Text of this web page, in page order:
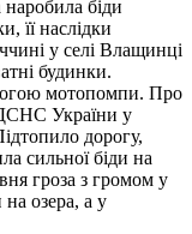
біди
її наслідки
у селі Влащинці
будинки.
мотопомпи. Про
України у
дорогу,
сильної біди на
гроза з громом у
озера, а у